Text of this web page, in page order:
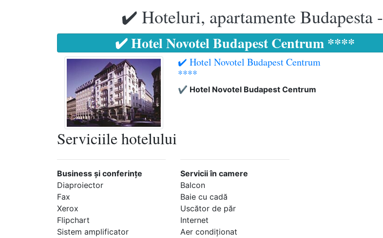
✔️ Hoteluri, apartamente Budapesta
✔️ Hotel Novotel Budapest Centrum ****
✔️ Hotel Novotel Budapest Centrum
****
✔️ Hotel Novotel Budapest Centrum
Serviciile hotelului
Business şi conferinţe
Diaproiector
Fax
Xerox
Flipchart
Sistem amplificator
Servicii în camere
Balcon
Baie cu cadă
Uscător de păr
Internet
Aer condiţionat